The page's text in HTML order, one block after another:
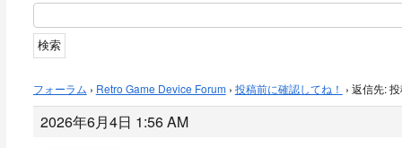
フォーラム › Retro Game Device Forum › 投稿前に確認してね！ › 返信先:
2026年6月4日 1:56 AM